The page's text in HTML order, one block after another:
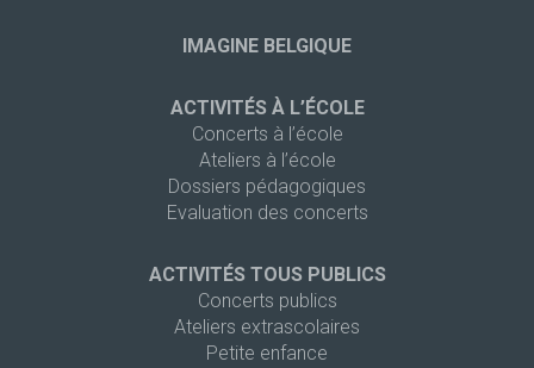
IMAGINE BELGIQUE
ACTIVITÉS À L’ÉCOLE
Concerts à l’école
Ateliers à l’école
Dossiers pédagogiques
Evaluation des concerts
ACTIVITÉS TOUS PUBLICS
Concerts publics
Ateliers extrascolaires
Petite enfance